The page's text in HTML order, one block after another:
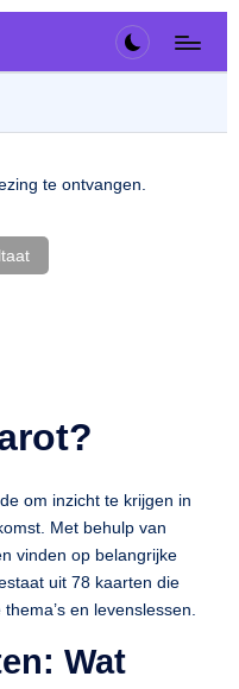
te ontvangen.
om inzicht te krijgen in
Met behulp van
vinden op belangrijke
uit 78 kaarten die
en levenslessen.
Wat